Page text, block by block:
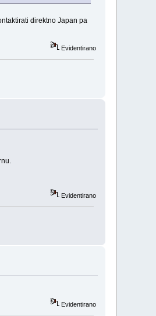
direktno Japan pa
Evidentirano
Evidentirano
Evidentirano